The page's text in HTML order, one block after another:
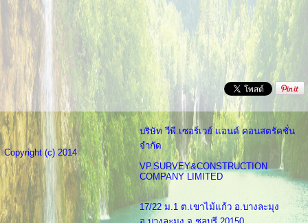
Copyright (c) 2014
บริษัท วีพี.เซอร์เวย์ แอนด์ คอนสตรัคชั่น
จำกัด
VP.SURVEY&CONSTRUCTION
COMPANY LIMITED
17/22 ม.1 ต.เขาไม้แก้ว อ.บางละมุง